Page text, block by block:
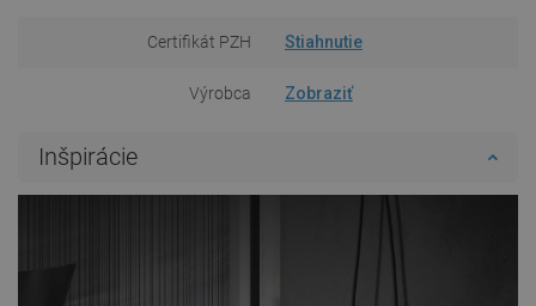
Certifikát PZH Stiahnutie
Výrobca Zobraziť
Inšpirácie